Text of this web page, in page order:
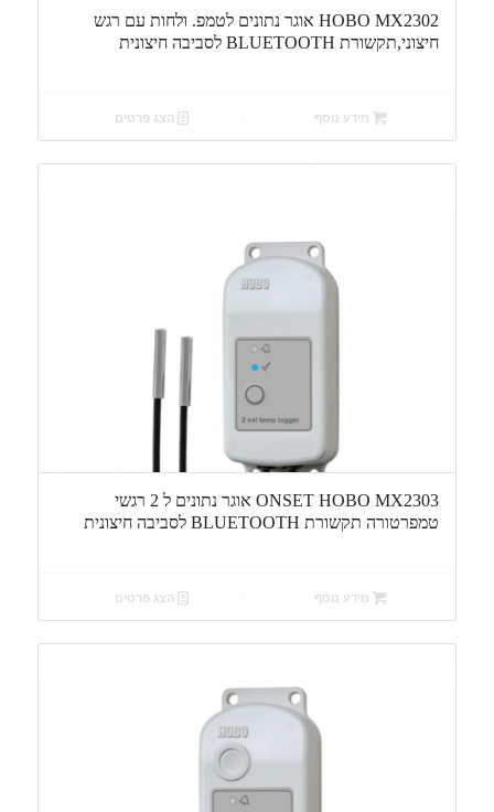
HOBO MX2302 אוגר נתונים לטמפ. ולחות עם רגש
חיצוני,תקשורת BLUETOOTH לסביבה חיצונית
מידע נוסף הצג פרטים
ONSET HOBO MX2303 אוגר נתונים ל 2 רגשי
טמפרטורה תקשורת BLUETOOTH לסביבה חיצונית
מידע נוסף הצג פרטים